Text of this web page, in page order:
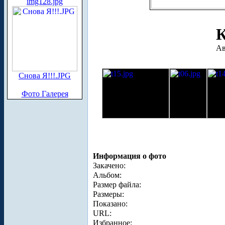
Снова Я!!!.JPG
Фото Галерея
Информация о фото
Закачено:
Альбом:
Размер файла:
Размеры:
Показано:
URL:
Избранное: